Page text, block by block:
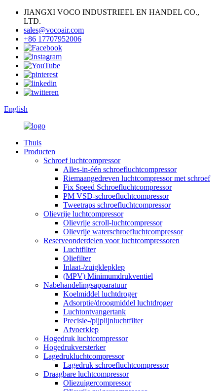
JIANGXI VOCO INDUSTRIEEL EN HANDEL CO.,
LTD.
sales@vocoair.com
+86 17707952006
English
Thuis
Producten
Schroef luchtcompressor
Alles-in-één schroefluchtcompressor
Riemaangedreven luchtcompressor met schroef
Fix Speed ​​Schroefluchtcompressor
PM VSD-schroefluchtcompressor
Tweetraps schroefluchtcompressor
Olievrije luchtcompressor
Olievrije scroll-luchtcompressor
Olievrije waterschroefluchtcompressor
Reserveonderdelen voor luchtcompressoren
Luchtfilter
Oliefilter
Inlaat-/zuigklepklep
(MPV) Minimumdrukventiel
Nabehandelingsapparatuur
Koelmiddel luchtdroger
Adsorptie/droogmiddel luchtdroger
Luchtontvangertank
Precisie-/pijplijnluchtfilter
Afvoerklep
Hogedruk luchtcompressor
Hogedrukversterker
Lagedrukluchtcompressor
Lagedruk schroefluchtcompressor
Draagbare luchtcompressor
Oliezuigercompressor